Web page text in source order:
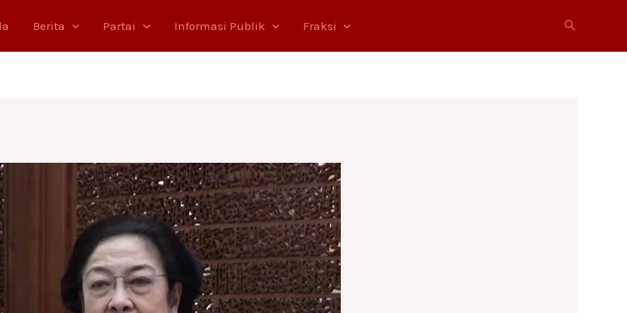
Berita Partai Informasi Publik Fraksi Cari